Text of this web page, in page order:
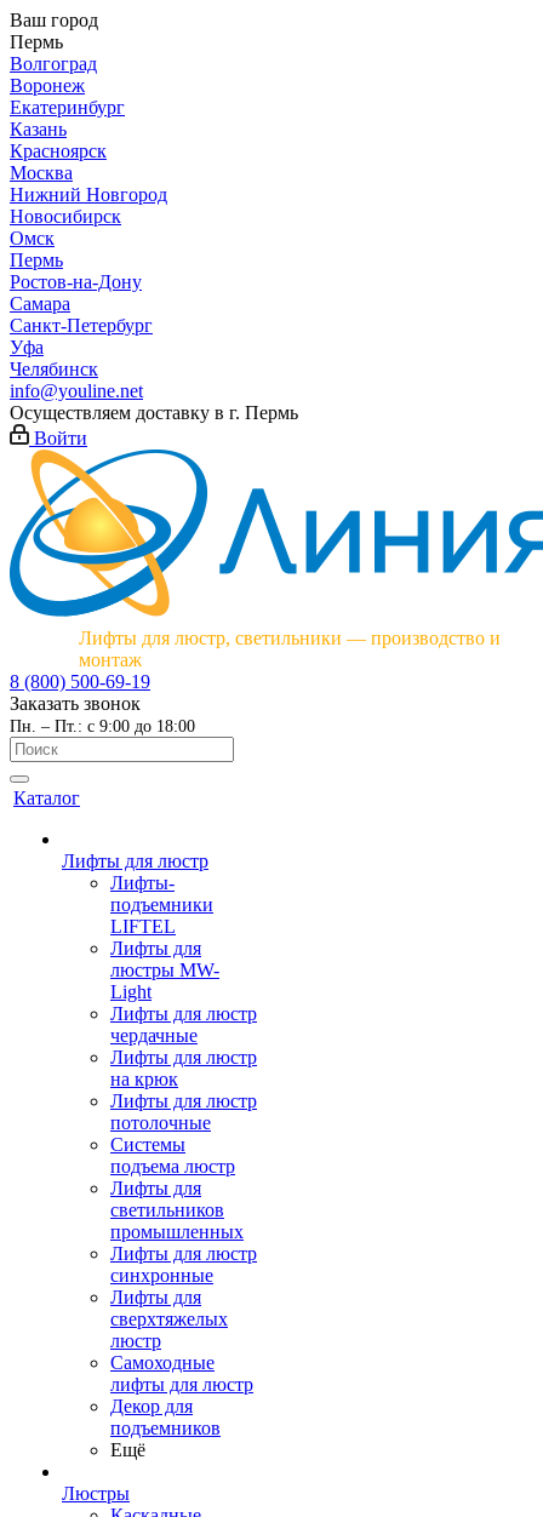
Ваш город
Пермь
Волгоград
Воронеж
Екатеринбург
Казань
Красноярск
Москва
Нижний Новгород
Новосибирск
Омск
Пермь
Ростов-на-Дону
Самара
Санкт-Петербург
Уфа
Челябинск
info@youline.net
Осуществляем доставку в г. Пермь
Войти
Лифты для люстр, светильники — производство и
монтаж
8 (800) 500-69-19
Заказать звонок
Пн. – Пт.: с 9:00 до 18:00
Каталог
Лифты для люстр
Лифты-
подъемники
LIFTEL
Лифты для
люстры MW-
Light
Лифты для люстр
чердачные
Лифты для люстр
на крюк
Лифты для люстр
потолочные
Системы
подъема люстр
Лифты для
светильников
промышленных
Лифты для люстр
синхронные
Лифты для
сверхтяжелых
люстр
Самоходные
лифты для люстр
Декор для
подъемников
Ещё
Люстры